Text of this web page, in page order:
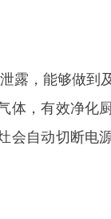
露，能够做到
体，有效净化
会自动切断电